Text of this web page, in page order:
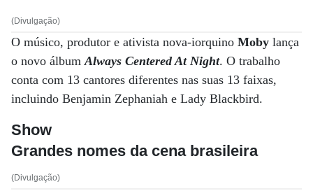
(Divulgação)
O músico, produtor e ativista nova-iorquino Moby lança
o novo álbumAlways Centered At Night. O trabalho
conta com 13 cantores diferentes nas suas 13 faixas,
incluindo Benjamin Zephaniah e Lady Blackbird.
Show
Grandes nomes da cena brasileira
(Divulgação)